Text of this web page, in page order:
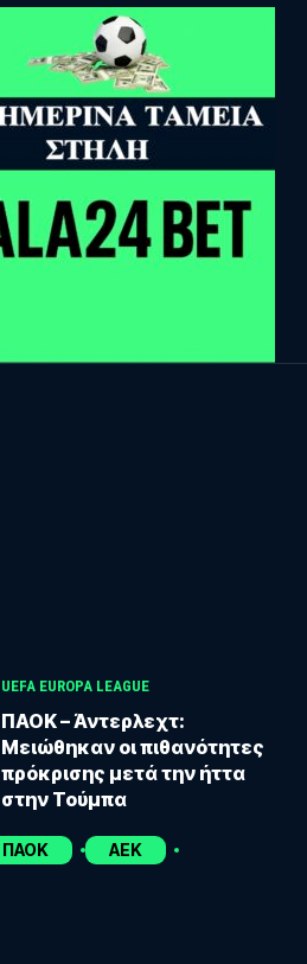
UEFA EUROPA LEAGUE
ΠΑΟΚ – Άντερλεχτ:
Μειώθηκαν οι πιθανότητες
πρόκρισης μετά την ήττα
στην Τούμπα
ΠΑΟΚ
ΑΕΚ